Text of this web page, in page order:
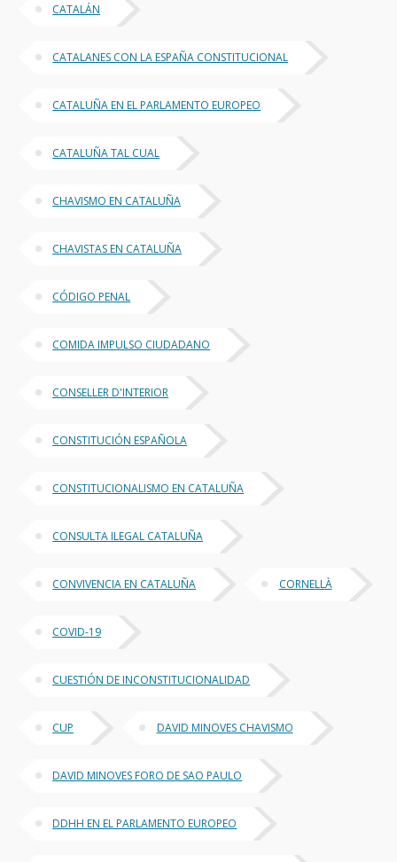
CATALÁN
CATALANES CON LA ESPAÑA CONSTITUCIONAL
CATALUÑA EN EL PARLAMENTO EUROPEO
CATALUÑA TAL CUAL
CHAVISMO EN CATALUÑA
CHAVISTAS EN CATALUÑA
CÓDIGO PENAL
COMIDA IMPULSO CIUDADANO
CONSELLER D'INTERIOR
CONSTITUCIÓN ESPAÑOLA
CONSTITUCIONALISMO EN CATALUÑA
CONSULTA ILEGAL CATALUÑA
CONVIVENCIA EN CATALUÑA CORNELLÀ
COVID-19
CUESTIÓN DE INCONSTITUCIONALIDAD
CUP DAVID MINOVES CHAVISMO
DAVID MINOVES FORO DE SAO PAULO
DDHH EN EL PARLAMENTO EUROPEO